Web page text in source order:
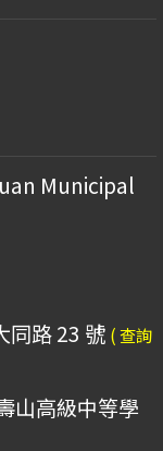
Municipal
同路 23 號 ( 查詢
山高級中等學